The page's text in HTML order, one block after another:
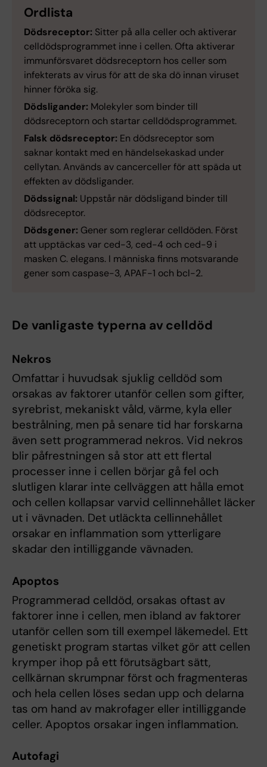
Ordlista
Dödsreceptor: Sitter på alla celler och aktiverar
celldödsprogrammet inne i cellen. Ofta aktiverar
immunförsvaret dödsreceptorn hos celler som
infekterats av virus för att de ska dö innan viruset
hinner föröka sig.
Dödsligander: Molekyler som binder till
dödsreceptorn och startar celldödsprogrammet.
Falsk dödsreceptor: En dödsreceptor som
saknar kontakt med en händelsekaskad under
cellytan. Används av cancerceller för att späda ut
effekten av dödsligander.
Dödssignal: Uppstår när dödsligand binder till
dödsreceptor.
Dödsgener: Gener som reglerar celldöden. Först
att upptäckas var ced-3, ced-4 och ced-9 i
masken C. elegans. I människa finns motsvarande
gener som caspase-3, APAF-1 och bcl-2.
De vanligaste typerna av celldöd
Nekros
Omfattar i huvudsak sjuklig celldöd som
orsakas av faktorer utanför cellen som gifter,
syrebrist, mekaniskt våld, värme, kyla eller
bestrålning, men på senare tid har forskarna
även sett programmerad nekros. Vid nekros
blir påfrestningen så stor att ett flertal
processer inne i cellen börjar gå fel och
slutligen klarar inte cellväggen att hålla emot
och cellen kollapsar varvid cellinnehållet läcker
ut i vävnaden. Det utläckta cellinnehållet
orsakar en inflammation som ytterligare
skadar den intilliggande vävnaden.
Apoptos
Programmerad celldöd, orsakas oftast av
faktorer inne i cellen, men ibland av faktorer
utanför cellen som till exempel läkemedel. Ett
genetiskt program startas vilket gör att cellen
krymper ihop på ett förutsägbart sätt,
cellkärnan skrumpnar först och fragmenteras
och hela cellen löses sedan upp och delarna
tas om hand av makrofager eller intilliggande
celler. Apoptos orsakar ingen inflammation.
Autofagi